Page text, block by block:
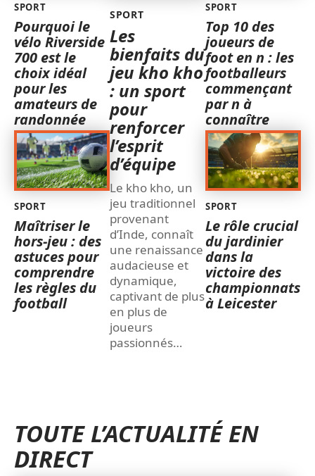
SPORT
Pourquoi le
vélo Riverside
700 est le
choix idéal
pour les
amateurs de
randonnée
SPORT
Maîtriser le
hors-jeu : des
astuces pour
comprendre
les règles du
football
SPORT
Les
bienfaits du
jeu kho kho
: un sport
pour
renforcer
l’esprit
d’équipe
Le kho kho, un
jeu traditionnel
provenant
d’Inde, connaît
une renaissance
audacieuse et
dynamique,
captivant de plus
en plus de
joueurs
passionnés…
SPORT
Top 10 des
joueurs de
foot en n : les
footballeurs
commençant
par n à
connaître
SPORT
Le rôle crucial
du jardinier
dans la
victoire des
championnats
à Leicester
TOUTE L’ACTUALITÉ EN
DIRECT